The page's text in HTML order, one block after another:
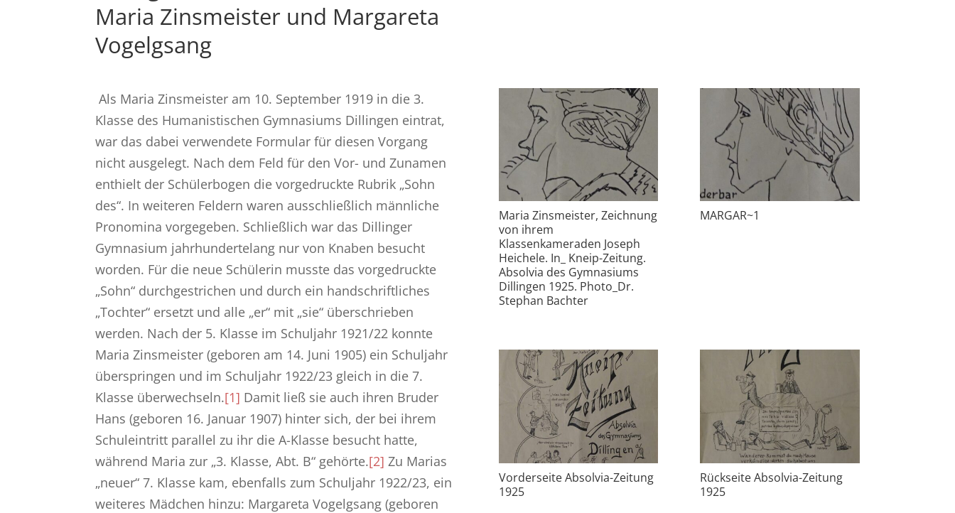
Maria Zinsmeister und Margareta
Vogelgsang
Als Maria Zinsmeister am 10. September 1919 in die 3.
Klasse des Humanistischen Gymnasiums Dillingen eintrat,
war das dabei verwendete Formular für diesen Vorgang
nicht ausgelegt. Nach dem Feld für den Vor- und Zunamen
enthielt der Schülerbogen die vorgedruckte Rubrik „Sohn
des“. In weiteren Feldern waren ausschließlich männliche
Pronomina vorgegeben. Schließlich war das Dillinger
Gymnasium jahrhundertelang nur von Knaben besucht
worden. Für die neue Schülerin musste das vorgedruckte
„Sohn“ durchgestrichen und durch ein handschriftliches
„Tochter“ ersetzt und alle „er“ mit „sie“ überschrieben
werden. Nach der 5. Klasse im Schuljahr 1921/22 konnte
Maria Zinsmeister (geboren am 14. Juni 1905) ein Schuljahr
überspringen und im Schuljahr 1922/23 gleich in die 7.
Klasse überwechseln.[1] Damit ließ sie auch ihren Bruder
Hans (geboren 16. Januar 1907) hinter sich, der bei ihrem
Schuleintritt parallel zu ihr die A-Klasse besucht hatte,
während Maria zur „3. Klasse, Abt. B“ gehörte.[2] Zu Marias
„neuer“ 7. Klasse kam, ebenfalls zum Schuljahr 1922/23, ein
weiteres Mädchen hinzu: Margareta Vogelgsang (geboren
Maria Zinsmeister, Zeichnung
von ihrem
Klassenkameraden Joseph
Heichele. In_ Kneip-Zeitung.
Absolvia des Gymnasiums
Dillingen 1925. Photo_Dr.
Stephan Bachter
MARGAR~1
Vorderseite Absolvia-Zeitung
1925
Rückseite Absolvia-Zeitung
1925